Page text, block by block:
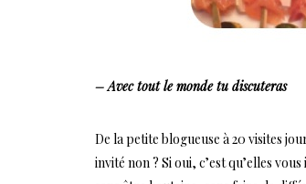
– Avec tout le monde tu discuteras
De la petite blogueuse à 20 visites
invité non ? Si oui, c’est qu’elles